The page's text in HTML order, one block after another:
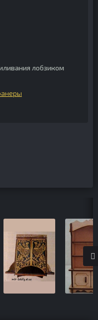
лобзиком